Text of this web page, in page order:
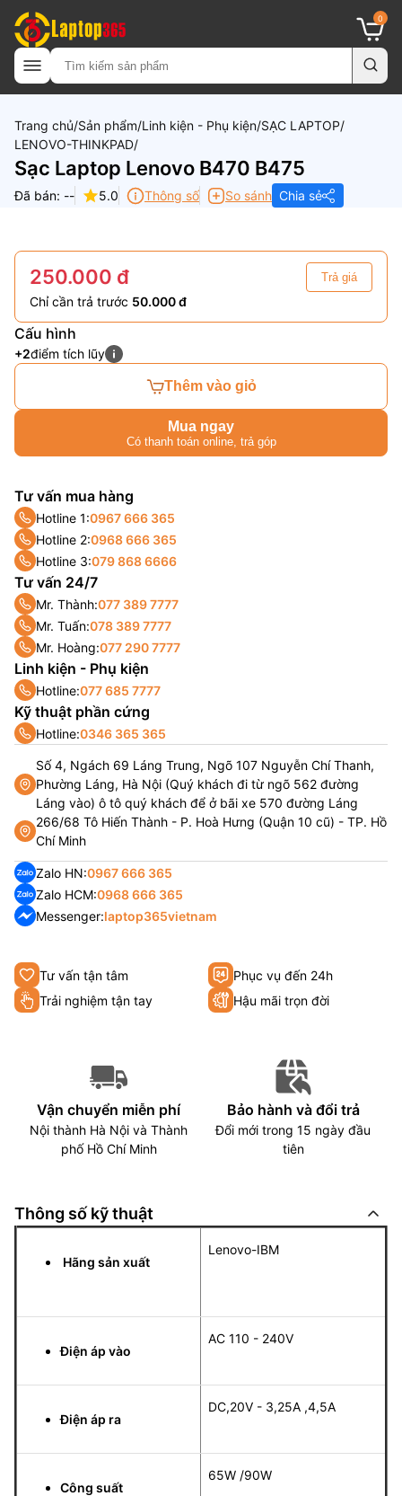
0
Trang chủ Sản phẩm Linh kiện - Phụ kiện SẠC LAPTOP
LENOVO-THINKPAD
Sạc Laptop Lenovo B470 B475
Đã bán: -- 5.0 Thông số So sánh Chia sẻ
Tư vấn tận tâm
Phục vụ đến 24h
Trải nghiệm tận tay
Hậu mãi trọn đời
Vận chuyển miễn phí
Nội thành Hà Nội và Thành
phố Hồ Chí Minh
Bảo hành và đổi trả
Đổi mới trong 15 ngày đầu
tiên
Thông số kỹ thuật
Hãng sản xuất
Lenovo-IBM
Điện áp vào
AC 110 - 240V
Điện áp ra
DC,20V - 3,25A ,4,5A
Công suất
65W /90W
250.000 đ Trả giá
Chỉ cần trả trước 50.000 đ
Cấu hình
+2điểm tích lũy
Thêm vào giỏ
Mua ngay
Có thanh toán online, trả góp
Tư vấn mua hàng
Hotline 1:0967 666 365
Hotline 2:0968 666 365
Hotline 3:079 868 6666
Tư vấn 24/7
Mr. Thành:077 389 7777
Mr. Tuấn:078 389 7777
Mr. Hoàng:077 290 7777
Linh kiện - Phụ kiện
Hotline:077 685 7777
Kỹ thuật phần cứng
Hotline:0346 365 365
Số 4, Ngách 69 Láng Trung, Ngõ 107 Nguyễn Chí Thanh,
Phường Láng, Hà Nội (Quý khách đi từ ngõ 562 đường
Láng vào) ô tô quý khách để ở bãi xe 570 đường Láng
266/68 Tô Hiến Thành - P. Hoà Hưng (Quận 10 cũ) - TP. Hồ
Chí Minh
Zalo HN:0967 666 365
Zalo HCM:0968 666 365
Messenger:laptop365vietnam